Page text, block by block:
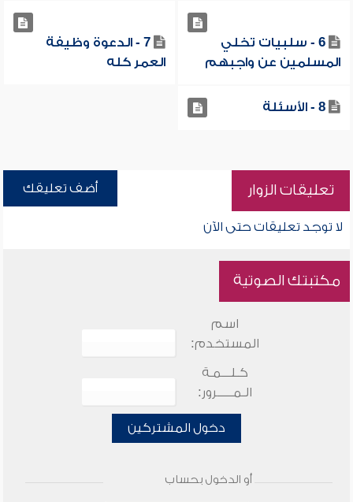
6 - سلبيات تخلي
المسلمين عن واجبهم
7 - الدعوة وظيفة
العمر كله
8 - الأسئلة
تعليقات الزوار أضف تعليقك
لا توجد تعليقات حتى الآن
مكتبتك الصوتية
اسم
المستخدم:
كـلـــمـة
الـمـــــرور:
دخول المشتركين
أو الدخول بحساب